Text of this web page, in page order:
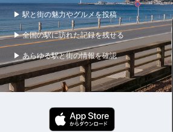
▶ 駅と街の魅力やグルメを投稿
▶ 全国の駅に訪れた記録を残せる
▶ あらゆる駅と街の情報を確認